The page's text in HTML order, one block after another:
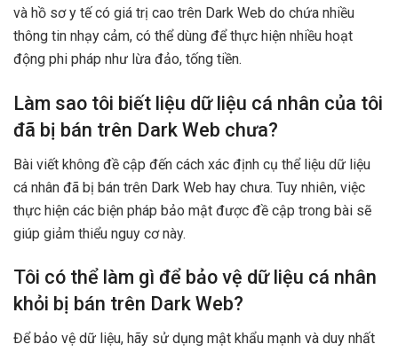
và hồ sơ y tế có giá trị cao trên Dark Web do chứa nhiều
thông tin nhạy cảm, có thể dùng để thực hiện nhiều hoạt
động phi pháp như lừa đảo, tống tiền.
Làm sao tôi biết liệu dữ liệu cá nhân của tôi
đã bị bán trên Dark Web chưa?
Bài viết không đề cập đến cách xác định cụ thể liệu dữ liệu
cá nhân đã bị bán trên Dark Web hay chưa. Tuy nhiên, việc
thực hiện các biện pháp bảo mật được đề cập trong bài sẽ
giúp giảm thiểu nguy cơ này.
Tôi có thể làm gì để bảo vệ dữ liệu cá nhân
khỏi bị bán trên Dark Web?
Để bảo vệ dữ liệu, hãy sử dụng mật khẩu mạnh và duy nhất